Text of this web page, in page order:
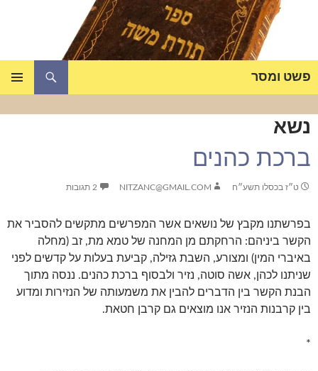
פשט ומסר
נשא
ברכת כהנים
ט״ז בכסלו תשע״ח NITZANC@GMAIL.COM 2 תגובות
בפרשתנו מקבץ של נושאים אשר המפרשים מתקשים להסביר את
הקשר ביניהם: הרחקתם מן המחנה של טמא מת, זב (מחלה
באיברי המין) ומצורע, השבת גזילה, קביעת בעלות על קדשים לפני
שניתנו לכהן, אשה סוטה, נזיר ולבסוף ברכת כהנים. ננסה מתוך
הבנת הקשר בין הדברים להבין את משמעותה של הנזירות ומדוע
בין קרבנות הנזיר אנו מוצאים גם קרבן חטאת.
*